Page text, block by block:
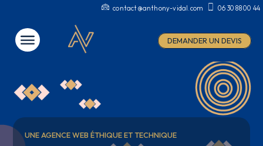
contact@anthony-vidal.com 06 30 88 00 44
DEMANDER UN DEVIS
UNE AGENCE WEB ÉTHIQUE ET TECHNIQUE